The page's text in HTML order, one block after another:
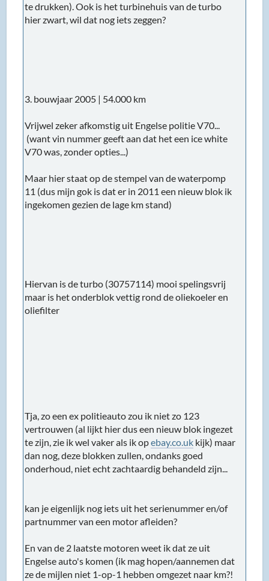
te drukken). Ook is het turbinehuis van de turbo
hier zwart, wil dat nog iets zeggen?
3. bouwjaar 2005 | 54.000 km
Vrijwel zeker afkomstig uit Engelse politie V70...
(want vin nummer geeft aan dat het een ice white
V70 was, zonder opties...)
Maar hier staat op de stempel van de waterpomp
11 (dus mijn gok is dat er in 2011 een nieuw blok ik
ingekomen gezien de lage km stand)
Hiervan is de turbo (30757114) mooi spelingsvrij
maar is het onderblok vettig rond de oliekoeler en
oliefilter
Tja, zo een ex politieauto zou ik niet zo 123
vertrouwen (al lijkt hier dus een nieuw blok ingezet
te zijn, zie ik wel vaker als ik opebay.co.uk kijk) maar
dan nog, deze blokken zullen, ondanks goed
onderhoud, niet echt zachtaardig behandeld zijn...
kan je eigenlijk nog iets uit het serienummer en/of
partnummer van een motor afleiden?
En van de 2 laatste motoren weet ik dat ze uit
Engelse auto's komen (ik mag hopen/aannemen dat
ze de mijlen niet 1-op-1 hebben omgezet naar km?!